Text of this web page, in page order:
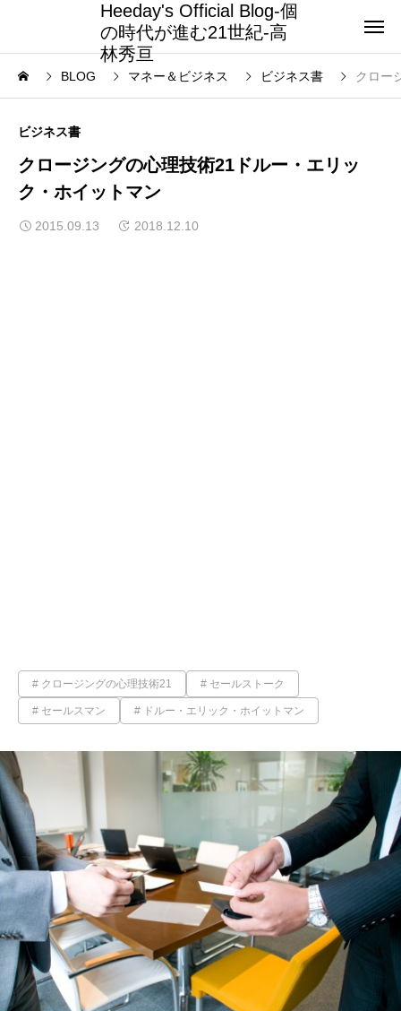
Heeday's Official Blog-個
の時代が進む21世紀-高
林秀亘
BLOG マネー＆ビジネス ビジネス書 クロー
ビジネス書
クロージングの心理技術21ドルー・エリッ
ク・ホイットマン
2015.09.13 2018.12.10
クロージングの心理技術21 セールストーク
セールスマン ドルー・エリック・ホイットマン